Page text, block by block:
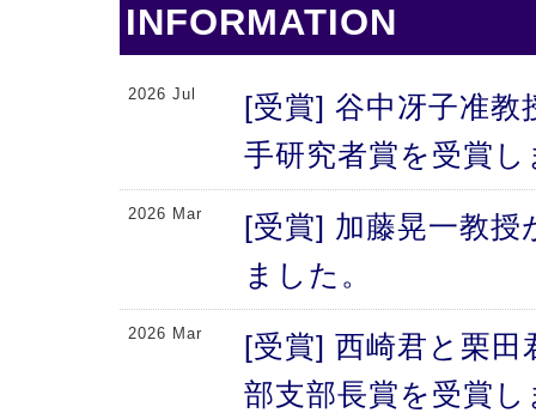
INFORMATION
2026 Jul
[受賞] 谷中冴子准教
手研究者賞を受賞
2026 Mar
[受賞] 加藤晃一教授
ました。
2026 Mar
[受賞] 西崎君と栗田
部支部長賞を受賞